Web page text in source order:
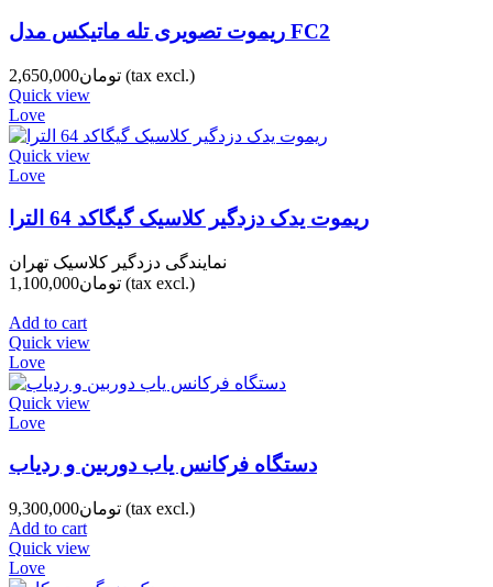
ریموت تصویری تله ماتیکس مدل FC2
تومان2,650,000 (tax excl.)
Quick view
Love
Quick view
Love
ریموت یدک دزدگیر کلاسیک گیگاکد 64 الترا
نمایندگی دزدگیر کلاسیک تهران
تومان1,100,000 (tax excl.)
Add to cart
Quick view
Love
Quick view
Love
دستگاه فرکانس یاب دوربین و ردیاب
تومان9,300,000 (tax excl.)
Add to cart
Quick view
Love